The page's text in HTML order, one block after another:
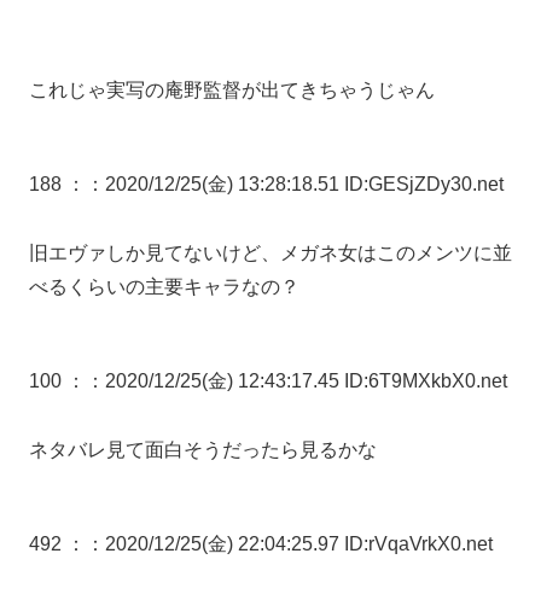
これじゃ実写の庵野監督が出てきちゃうじゃん
188 ： ：2020/12/25(金) 13:28:18.51 ID:GESjZDy30.net
旧エヴァしか見てないけど、メガネ女はこのメンツに並
べるくらいの主要キャラなの？
100 ： ：2020/12/25(金) 12:43:17.45 ID:6T9MXkbX0.net
ネタバレ見て面白そうだったら見るかな
492 ： ：2020/12/25(金) 22:04:25.97 ID:rVqaVrkX0.net